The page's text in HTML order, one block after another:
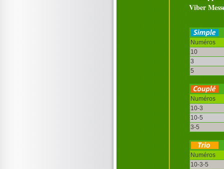
Viber
Numéros
10
3
5
Numéros
10-3
10-5
3-5
Numéros
10-3-5